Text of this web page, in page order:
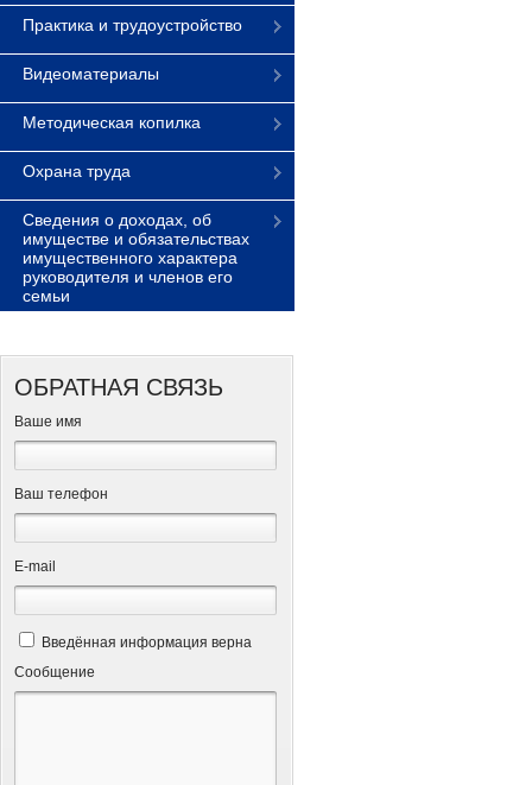
Практика и трудоустройство
Видеоматериалы
Методическая копилка
Охрана труда
Сведения о доходах, об
имуществе и обязательствах
имущественного характера
руководителя и членов его
семьи
ОБРАТНАЯ СВЯЗЬ
Ваше имя
Ваш телефон
Е-mail
Введённая информация верна
Сообщение